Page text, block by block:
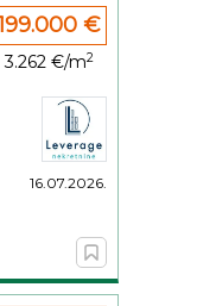
€
3.262 €/m2
16.07.2026.